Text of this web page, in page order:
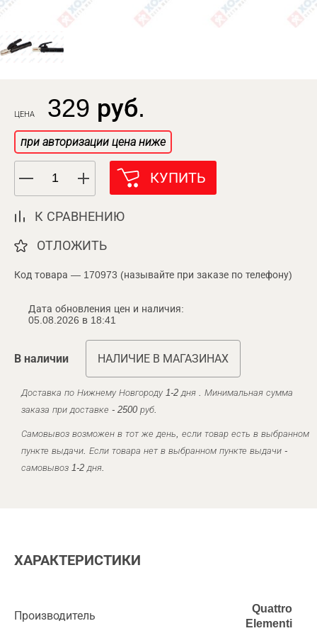
ЦЕНА 329 руб.
при авторизации цена ниже
КУПИТЬ
К СРАВНЕНИЮ
ОТЛОЖИТЬ
Код товара — 170973 (называйте при заказе по телефону)
Дата обновления цен и наличия:
05.08.2026 в 18:41
В наличии НАЛИЧИЕ В МАГАЗИНАХ
Доставка по Нижнему Новгороду 1-2 дня . Минимальная сумма
заказа при доставке - 2500 руб.
Самовывоз возможен в тот же день, если товар есть в выбранном
пункте выдачи. Если товара нет в выбранном пункте выдачи -
самовывоз 1-2 дня.
ХАРАКТЕРИСТИКИ
Производитель
Quattro
Elementi